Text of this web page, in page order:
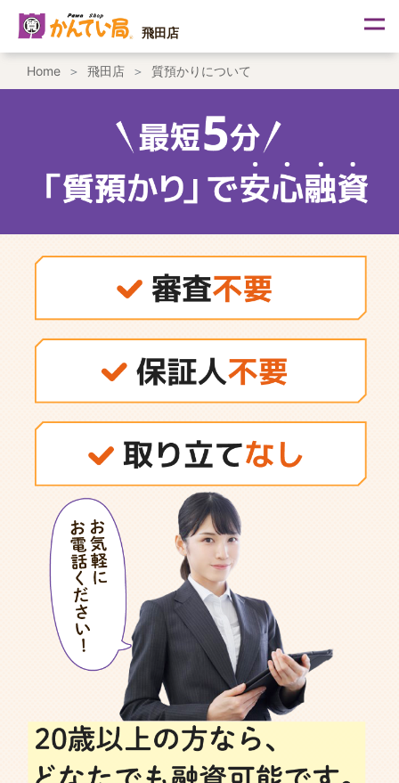
ス
ッ
飛田店
Home 飛田店 質預かりについて